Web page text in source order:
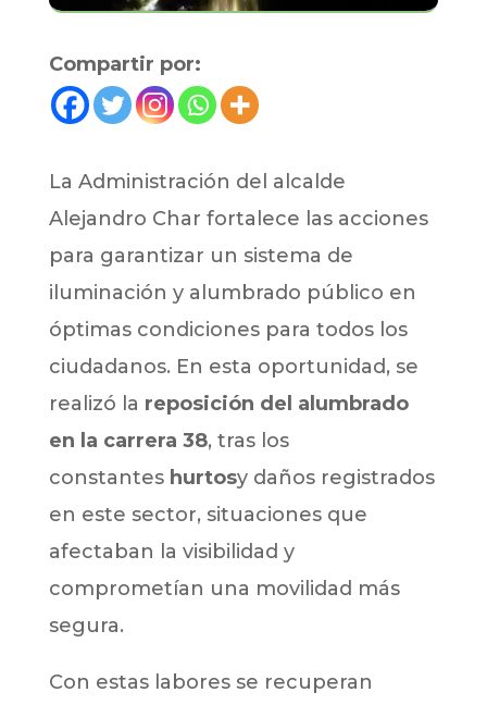
Compartir por:
La Administración del alcalde
Alejandro Char fortalece las acciones
para garantizar un sistema de
iluminación y alumbrado público en
óptimas condiciones para todos los
ciudadanos. En esta oportunidad, se
realizó la reposición del alumbrado
en la carrera 38, tras los
constantes hurtosy daños registrados
en este sector, situaciones que
afectaban la visibilidad y
comprometían una movilidad más
segura.
Con estas labores se recuperan